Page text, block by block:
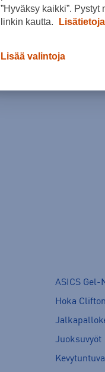
ASICS Gel-
Hoka
Juoksuvyöt
”Hyväksy kaikki”.
linkin kautta.
Lisää valintoja